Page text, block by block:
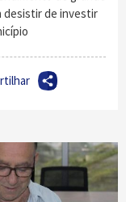
desistir de investir